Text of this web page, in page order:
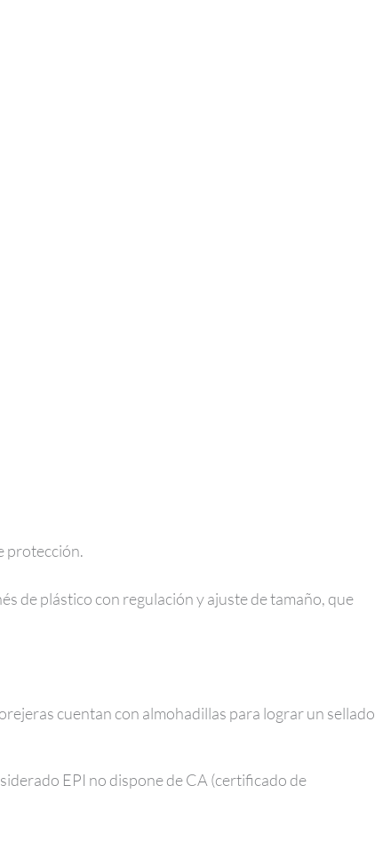
protección.
de plástico con regulación y ajuste de tamaño, que
cuentan con almohadillas para lograr un sellado
EPI no dispone de CA (certificado de